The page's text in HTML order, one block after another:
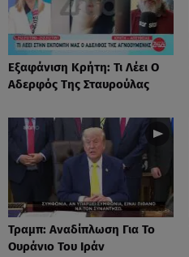
Eξαφάνιση Κρήτη: Τι Λέει Ο
Αδερφός Της Σταυρούλας
Τραμπ: Αναδίπλωση Για Το
Ουράνιο Του Ιράν